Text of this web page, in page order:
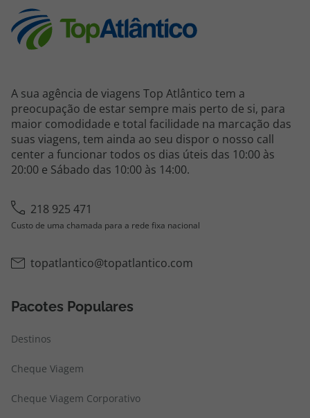
A sua agência de viagens Top Atlântico tem a
preocupação de estar sempre mais perto de si, para
maior comodidade e total facilidade na marcação das
suas viagens, tem ainda ao seu dispor o nosso call
center a funcionar todos os dias úteis das 10:00 às
20:00 e Sábado das 10:00 às 14:00.
218 925 471
Custo de uma chamada para a rede fixa nacional
topatlantico@topatlantico.com
Pacotes Populares
Destinos
Cheque Viagem
Cheque Viagem Corporativo